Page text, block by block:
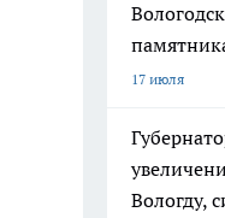
17 июля
Вологду,